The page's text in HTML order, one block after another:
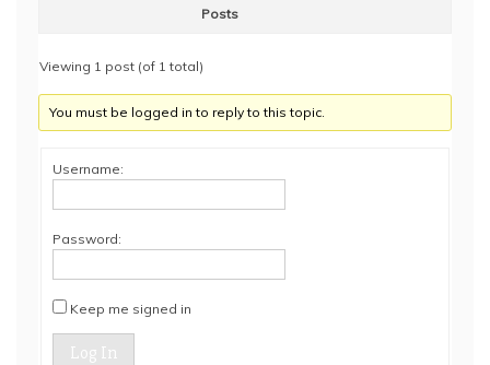
Posts
Viewing 1 post (of 1 total)
You must be logged in to reply to this topic.
Username:
Password:
Keep me signed in
Log In